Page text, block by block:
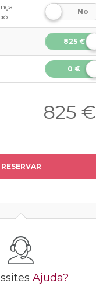
No
825 €
0 €
825 €
RESERVAR
Ajuda?